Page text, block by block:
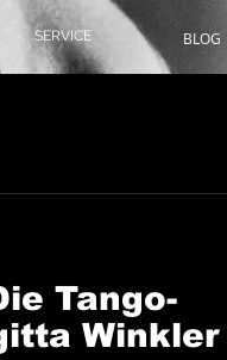
SERVICE BLOG
Tango-
Winkler